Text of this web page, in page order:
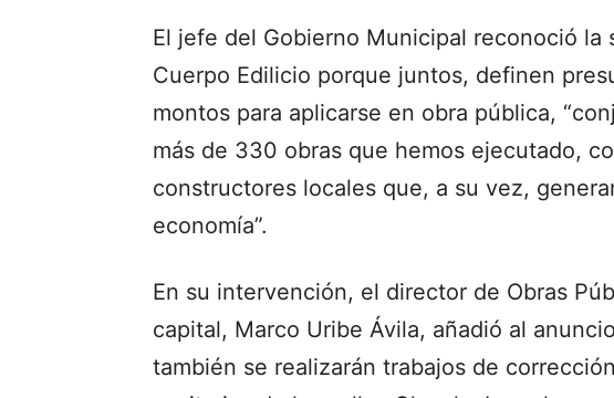
El jefe del Gobierno Municipal reconoció la
Cuerpo Edilicio porque juntos, definen
montos para aplicarse en obra pública,
más de 330 obras que hemos ejecutado,
constructores locales que, a su vez,
economía”.
En su intervención, el director de Obras
capital, Marco Uribe Ávila, añadió al
también se realizarán trabajos de